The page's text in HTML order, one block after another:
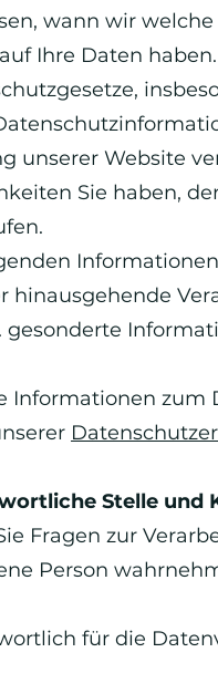
wann wir
Ihre Daten
unserer Website
Sie haben,
hinausgehende
gesonderte
Informationen zum
Stelle und
Fragen zur
Person
für die